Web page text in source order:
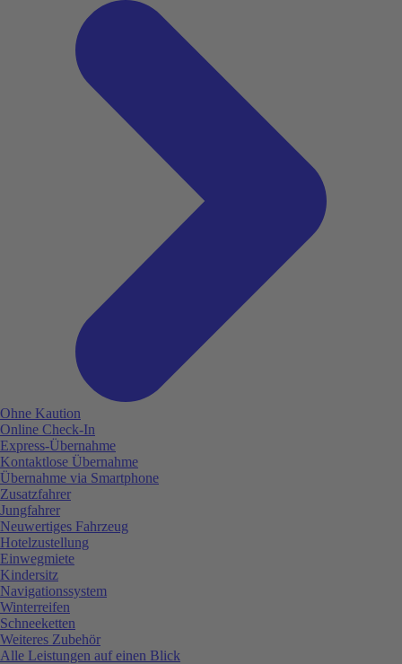
Ohne Kaution
Online Check-In
Express-Übernahme
Kontaktlose Übernahme
Übernahme via Smartphone
Zusatzfahrer
Jungfahrer
Neuwertiges Fahrzeug
Hotelzustellung
Einwegmiete
Kindersitz
Navigationssystem
Winterreifen
Schneeketten
Weiteres Zubehör
Alle Leistungen auf einen Blick